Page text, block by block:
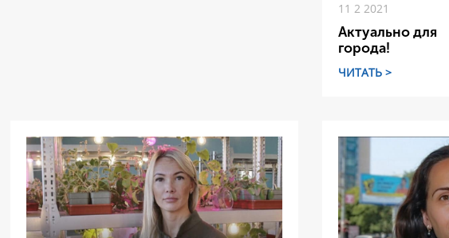
11 2 2021
Актуально для
города!
ЧИТАТЬ >